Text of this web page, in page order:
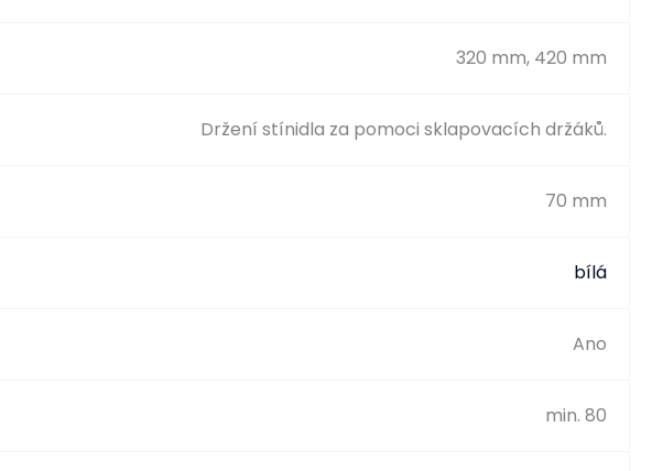
320 mm, 420 mm
Držení stínidla za pomoci sklapovacích držáků.
70 mm
bílá
Ano
min. 80